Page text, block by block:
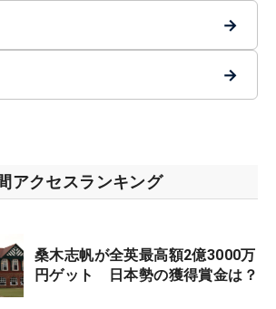
→
→
アクセスランキング
桑木志帆が全英最高額2億3000万
円ゲット 日本勢の獲得賞金は？